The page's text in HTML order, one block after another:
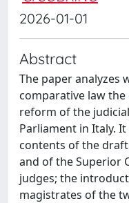
2026-01-01
Abstract
The paper
comparative law
reform of the
Parliament in Italy.
contents of the
and of the Superior
judges; the
magistrates of the